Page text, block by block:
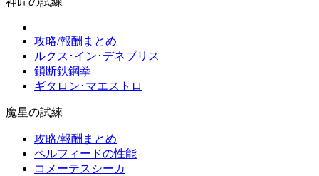
攻略/報酬まとめ
ルクス･イン･デネブリス
鎖断鉄鋼拳
ギタロン･マエストロ
魔星の試練
攻略/報酬まとめ
ペルフィードの性能
コメーテスシーカ